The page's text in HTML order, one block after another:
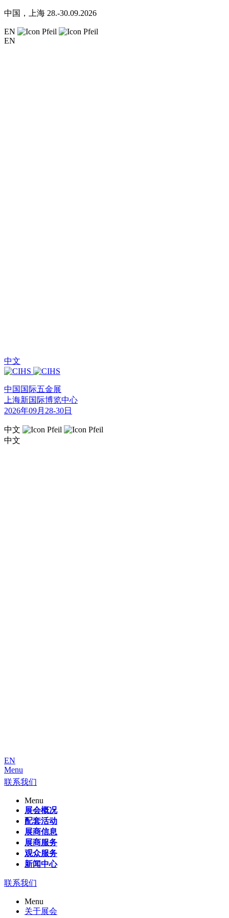
中国，上海 28.-30.09.2026
EN
EN
中文
中国国际五金展
上海新国际博览中心
2026年09月28-30日
中文
中文
EN
Menu
联系我们
Menu
展会概况
配套活动
展商信息
展商服务
观众服务
新闻中心
联系我们
Menu
关于展会